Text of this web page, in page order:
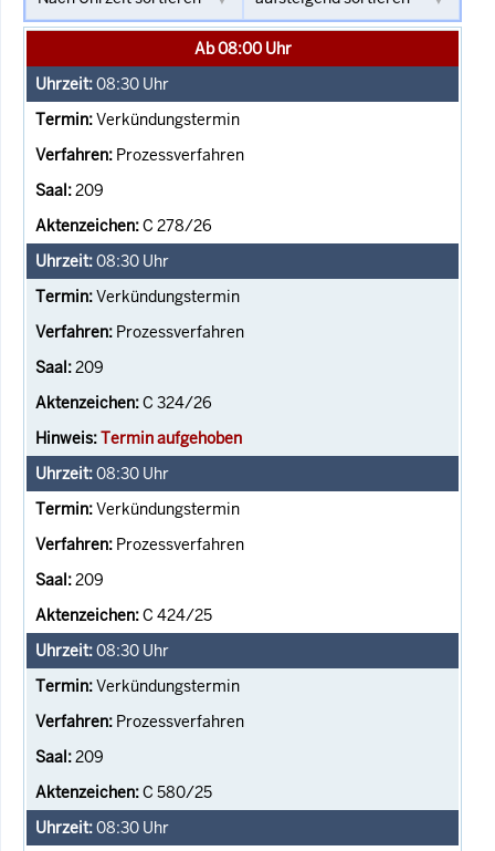
Ab 08:00 Uhr
08:30 Uhr
Verkündungstermin
Prozessverfahren
209
C 278/26
08:30 Uhr
Verkündungstermin
Prozessverfahren
209
C 324/26
Termin aufgehoben
08:30 Uhr
Verkündungstermin
Prozessverfahren
209
C 424/25
08:30 Uhr
Verkündungstermin
Prozessverfahren
209
C 580/25
08:30 Uhr